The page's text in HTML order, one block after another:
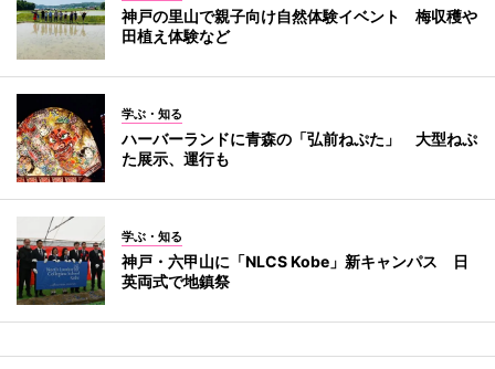
神戸の里山で親子向け自然体験イベント 梅収穫や
田植え体験など
学ぶ・知る
ハーバーランドに青森の「弘前ねぷた」 大型ねぷ
た展示、運行も
学ぶ・知る
神戸・六甲山に「NLCS Kobe」新キャンパス 日
英両式で地鎮祭